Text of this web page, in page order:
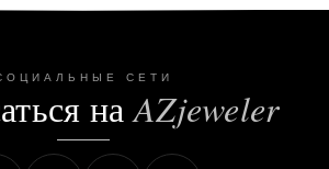
СЕТИ
наAZjeweler